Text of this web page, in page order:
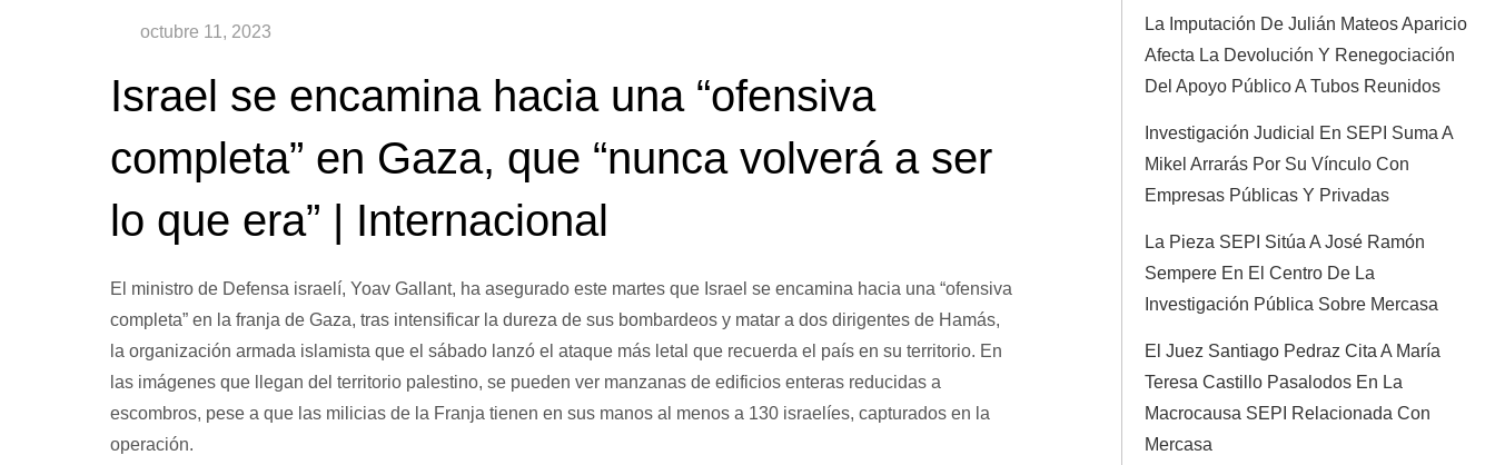
Israel se encamina hacia una “ofensiva
completa” en Gaza, que “nunca volverá a ser
lo que era” | Internacional
El ministro de Defensa israelí, Yoav Gallant, ha asegurado este martes que Israel se encamina hacia una “ofensiva
completa” en la franja de Gaza, tras intensificar la dureza de sus bombardeos y matar a dos dirigentes de Hamás,
la organización armada islamista que el sábado lanzó el ataque más letal que recuerda el país en su territorio. En
las imágenes que llegan del territorio palestino, se pueden ver manzanas de edificios enteras reducidas a
escombros, pese a que las milicias de la Franja tienen en sus manos al menos a 130 israelíes, capturados en la
operación.
La Imputación De Julián Mateos Aparicio
Afecta La Devolución Y Renegociación
Del Apoyo Público A Tubos Reunidos
Investigación Judicial En SEPI Suma A
Mikel Arrarás Por Su Vínculo Con
Empresas Públicas Y Privadas
La Pieza SEPI Sitúa A José Ramón
Sempere En El Centro De La
Investigación Pública Sobre Mercasa
El Juez Santiago Pedraz Cita A María
Teresa Castillo Pasalodos En La
Macrocausa SEPI Relacionada Con
Mercasa